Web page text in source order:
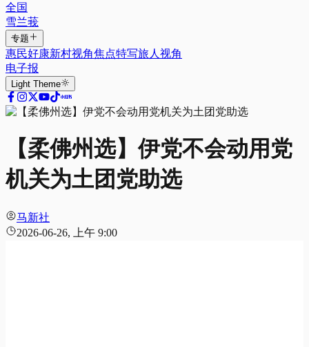
全国
雪兰莪
专题
惠民好康新村视角焦点特写旅人视角
电子报
Light Theme
【柔佛州选】伊党不会动用党
机关为土团党助选
马新社
2026-06-26, 上午 9:00